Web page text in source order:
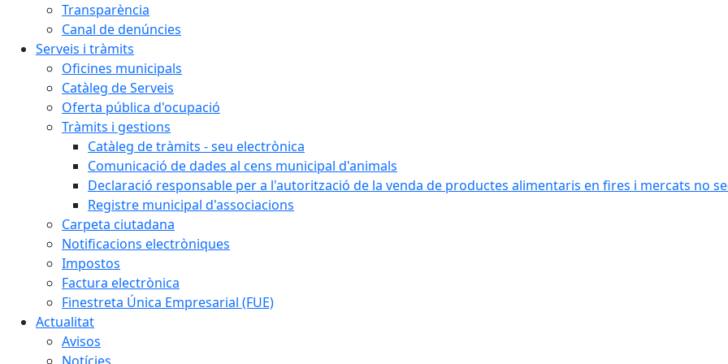
Transparència
Canal de denúncies
Serveis i tràmits
Oficines municipals
Catàleg de Serveis
Oferta pública d'ocupació
Tràmits i gestions
Catàleg de tràmits - seu electrònica
Comunicació de dades al cens municipal d'animals
Declaració responsable per a l'autorització de la venda de productes alimentaris en fires i mercats no
Registre municipal d'associacions
Carpeta ciutadana
Notificacions electròniques
Impostos
Factura electrònica
Finestreta Única Empresarial (FUE)
Actualitat
Avisos